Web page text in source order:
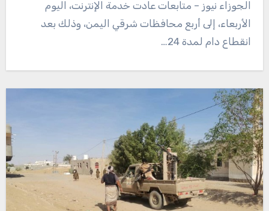
الأربعاء، إلى أربع محافظات شرقي اليمن، وذلك بعد
انقطاع دام لمدة 24…